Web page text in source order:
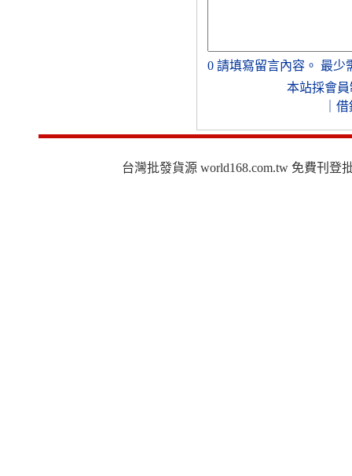
0 請填寫留言內容。 最少
本站採會員
借
台灣批發貨源 world168.com.tw 免費刊登